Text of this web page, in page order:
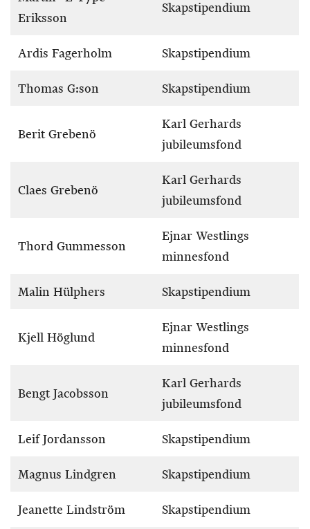
Eriksson
Skapstipendium
Ardis Fagerholm Skapstipendium
Thomas G:son Skapstipendium
Berit Grebenö
Karl Gerhards
jubileumsfond
Claes Grebenö
Karl Gerhards
jubileumsfond
Thord Gummesson
Ejnar Westlings
minnesfond
Malin Hülphers Skapstipendium
Kjell Höglund
Ejnar Westlings
minnesfond
Bengt Jacobsson
Karl Gerhards
jubileumsfond
Leif Jordansson Skapstipendium
Magnus Lindgren Skapstipendium
Jeanette Lindström Skapstipendium